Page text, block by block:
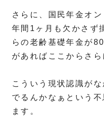
さらに、国民年金オ
年間1ヶ月も欠かさず
らの老齢基礎年金が
があればここからさら
こういう現状認識が
でるんかなぁという
ます。